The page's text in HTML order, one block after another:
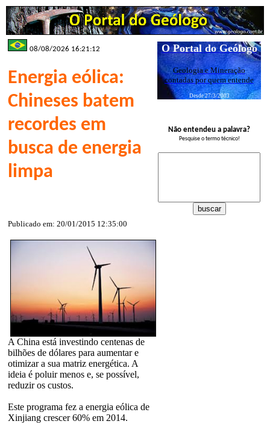
08/08/2026 16:21:12
Energia eólica:
Chineses batem
recordes em
busca de energia
limpa
Publicado em: 20/01/2015 12:35:00
A China está investindo centenas de
bilhões de dólares para aumentar e
otimizar a sua matriz energética. A
ideia é poluir menos e, se possível,
reduzir os custos.
Este programa fez a energia eólica de
Xinjiang crescer 60% em 2014.
O Portal do Geólogo
Geologia e Mineração
contadas por quem entende
Desde 27/3/2003
Não entendeu a palavra?
Pesquise o termo técnico!